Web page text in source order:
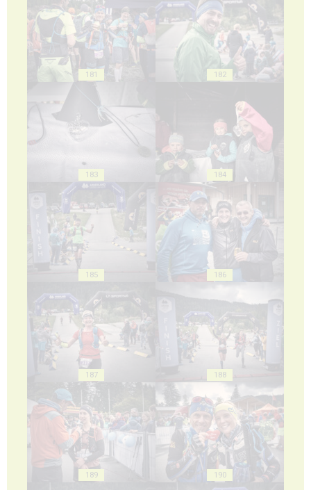
181 182
183 184
185 186
187 188
189 190